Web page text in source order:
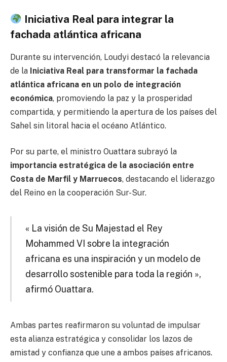
Iniciativa Real para integrar la
fachada atlántica africana
Durante su intervención, Loudyi destacó la relevancia
de la Iniciativa Real para transformar la fachada
atlántica africana en un polo de integración
económica, promoviendo la paz y la prosperidad
compartida, y permitiendo la apertura de los países del
Sahel sin litoral hacia el océano Atlántico.
Por su parte, el ministro Ouattara subrayó la
importancia estratégica de la asociación entre
Costa de Marfil y Marruecos, destacando el liderazgo
del Reino en la cooperación Sur-Sur.
« La visión de Su Majestad el Rey
Mohammed VI sobre la integración
africana es una inspiración y un modelo de
desarrollo sostenible para toda la región »,
afirmó Ouattara.
Ambas partes reafirmaron su voluntad de impulsar
esta alianza estratégica y consolidar los lazos de
amistad y confianza que une a ambos países africanos.